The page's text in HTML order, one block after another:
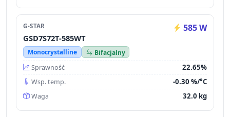
G-STAR 585 W
GSD7S72T-585WT
Monocrystalline
Bifacjalny
Sprawność
22.65%
Wsp. temp. -0.30 %/°C
Waga 32.0 kg